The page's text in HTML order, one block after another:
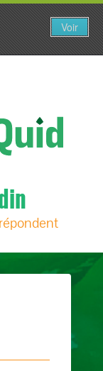
Voir
répondent